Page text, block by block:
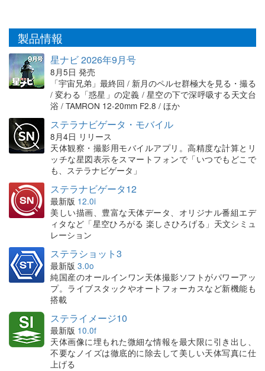
製品情報
星ナビ 2026年9月号
8月5日 発売
「宇宙兄弟」最終回 / 新月のペルセ群極大を見る・撮る
/ 変わる「惑星」の定義 / 星空の下で深呼吸する天文台
浴 / TAMRON 12-20mm F2.8 / ほか
ステラナビゲータ・モバイル
8月4日 リリース
天体観察・撮影用モバイルアプリ。高精度な計算とリ
ッチな星図表示をスマートフォンで「いつでもどこで
も、ステラナビゲータ」
ステラナビゲータ12
最新版 12.0i
美しい描画、豊富な天体データ、オリジナル番組エデ
ィタなど「星空ひろがる 楽しさひろげる」天文シミュ
レーション
ステラショット3
最新版 3.0o
純国産のオールインワン天体撮影ソフトがパワーアッ
プ。ライブスタックやオートフォーカスなど新機能も
搭載
ステライメージ10
最新版 10.0f
天体画像に埋もれた微細な情報を最大限に引き出し、
不要なノイズは徹底的に除去して美しい天体写真に仕
上げる